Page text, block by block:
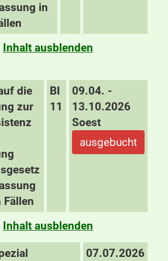
in
Inhalt ausblenden
die
zur
Fällen
BI
11
09.04. -
13.10.2026
Soest
ausgebucht
Inhalt ausblenden
07.07.2026